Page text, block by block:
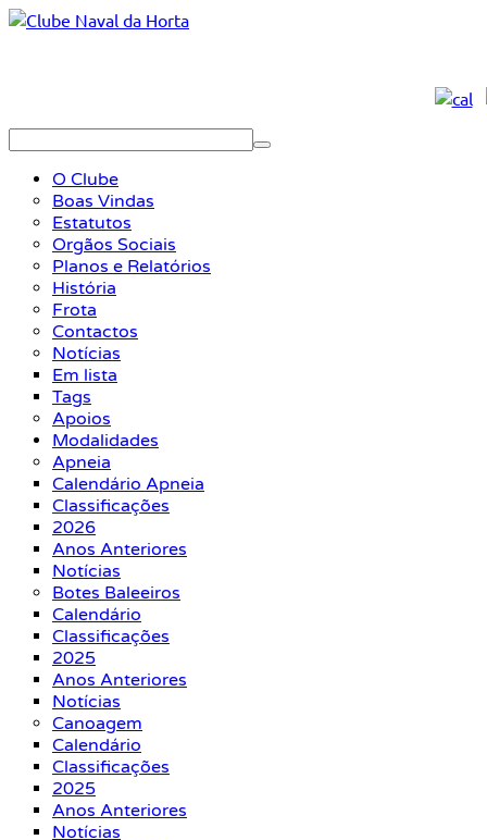
O Clube
Boas Vindas
Estatutos
Orgãos Sociais
Planos e Relatórios
História
Frota
Contactos
Notícias
Em lista
Tags
Apoios
Modalidades
Apneia
Calendário Apneia
Classificações
2026
Anos Anteriores
Notícias
Botes Baleeiros
Calendário
Classificações
2025
Anos Anteriores
Notícias
Canoagem
Calendário
Classificações
2025
Anos Anteriores
Notícias